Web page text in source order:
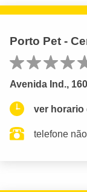
Porto Pet -
Avenida Ind.,
ver horario
telefone